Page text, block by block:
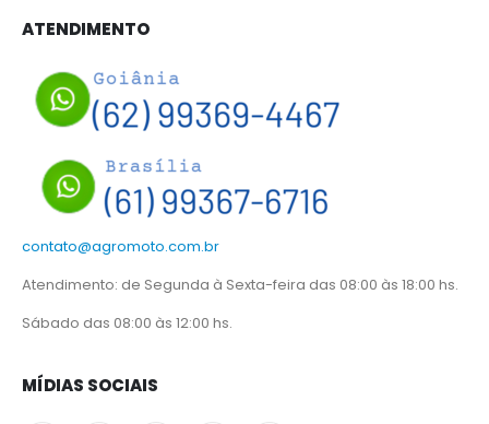
ATENDIMENTO
contato@agromoto.com.br
Atendimento: de Segunda à Sexta-feira das 08:00 às 18:00 hs.
Sábado das 08:00 às 12:00 hs.
MÍDIAS SOCIAIS